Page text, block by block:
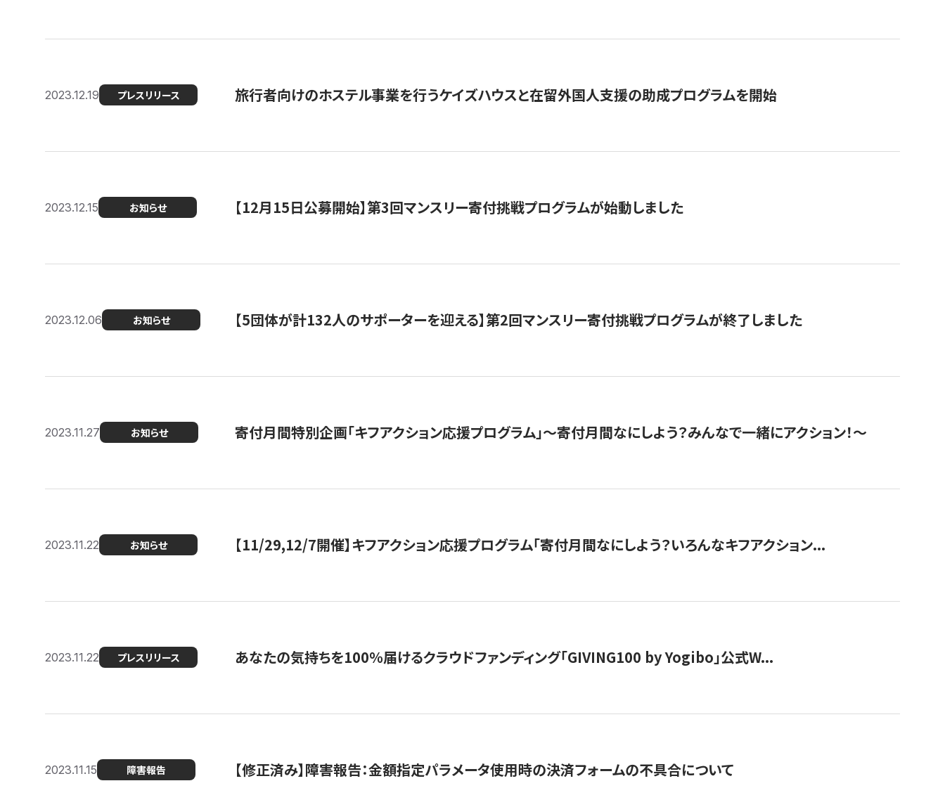
2023.12.19 プレスリリース 旅行者向けのホステル事業を行うケイズハウスと在留外国人支援の助成プログラムを開始
2023.12.15 お知らせ 【12月15日公募開始】第3回マンスリー寄付挑戦プログラムが始動しました
2023.12.06 お知らせ 【5団体が計132人のサポーターを迎える】第2回マンスリー寄付挑戦プログラムが終了しました
2023.11.27 お知らせ 寄付月間特別企画「キフアクション応援プログラム」〜寄付月間なにしよう？みんなで一緒にアクション！〜
2023.11.22 お知らせ 【11/29,12/7開催】キフアクション応援プログラム「寄付月間なにしよう？いろんなキフアクション...
2023.11.22 プレスリリース あなたの気持ちを100％届けるクラウドファンディング「GIVING100 by Yogibo」公式W...
2023.11.15 障害報告 【修正済み】障害報告：金額指定パラメータ使用時の決済フォームの不具合について